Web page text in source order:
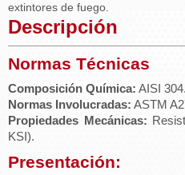
extintores de fuego.
Descripción
Normas Técnicas
Composición Química: AISI 304.
Normas Involucradas: ASTM
Propiedades Mecánicas:
KSI).
Presentación: